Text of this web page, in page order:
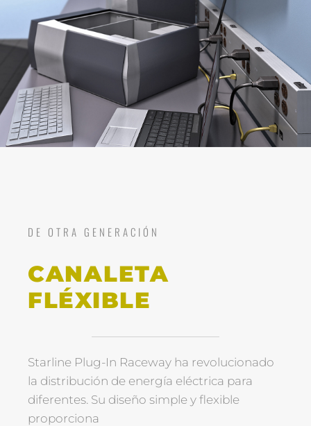
DE OTRA GENERACIÓN
CANALETA
FLÉXIBLE
Starline Plug-In Raceway ha revolucionado
la distribución de energía eléctrica para
diferentes. Su diseño simple y flexible
proporciona